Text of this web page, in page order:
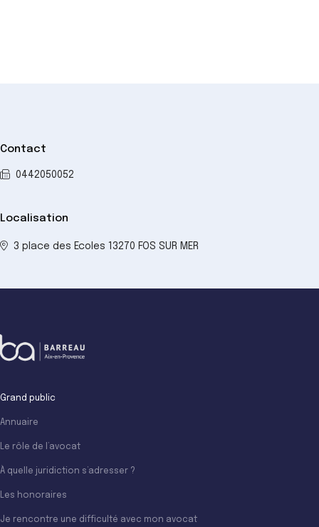
Contact
0442050052
Localisation
3 place des Ecoles 13270 FOS SUR MER
Grand public
Annuaire
Le rôle de l’avocat
À quelle juridiction s’adresser ?
Les honoraires
Je rencontre une difficulté avec mon avocat